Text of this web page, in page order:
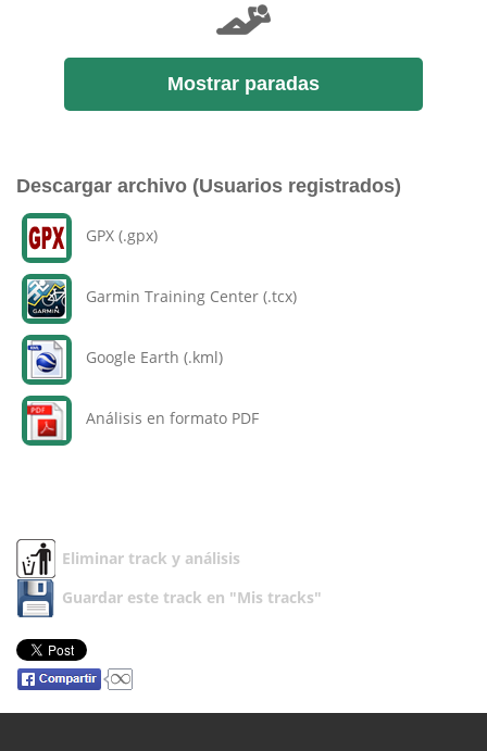
Mostrar paradas
Descargar archivo (Usuarios registrados)
GPX (.gpx)
Garmin Training Center (.tcx)
Google Earth (.kml)
Análisis en formato PDF
Eliminar track y análisis
Guardar este track en "Mis tracks"